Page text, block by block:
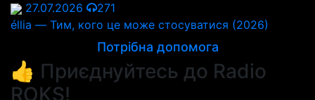
27.07.2026
271
éllia — Тим, кого це може стосуватися (2026)
Потрібна допомога
👍 Приєднуйтесь до Radio
ROKS!